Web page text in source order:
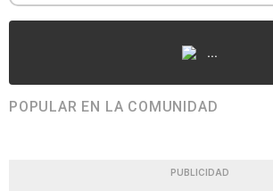
...
POPULAR EN LA COMUNIDAD
PUBLICIDAD